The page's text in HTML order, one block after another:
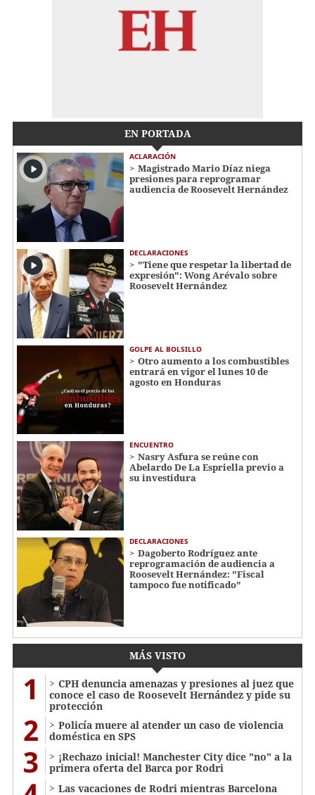
EN PORTADA
ACLARACIÓN
Magistrado Mario Díaz niega
presiones para reprogramar
audiencia de Roosevelt Hernández
DECLARACIONES
"Tiene que respetar la libertad de
expresión": Wong Arévalo sobre
Roosevelt Hernández
GOLPE AL BOLSILLO
Otro aumento a los combustibles
entrará en vigor el lunes 10 de
agosto en Honduras
ENCUENTRO
Nasry Asfura se reúne con
Abelardo De La Espriella previo a
su investidura
DECLARACIONES
Dagoberto Rodríguez ante
reprogramación de audiencia a
Roosevelt Hernández: "Fiscal
tampoco fue notificado"
MÁS VISTO
1
CPH denuncia amenazas y presiones al juez que
conoce el caso de Roosevelt Hernández y pide su
protección
2
Policía muere al atender un caso de violencia
doméstica en SPS
3
¡Rechazo inicial! Manchester City dice "no" a la
primera oferta del Barca por Rodri
Las vacaciones de Rodri mientras Barcelona